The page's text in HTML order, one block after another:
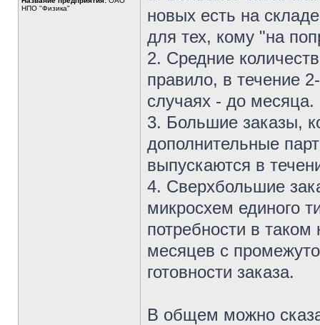
НПО "Физика"
новых есть на
для тех, кому "на
2. Средние
правило, в течение
случаях - до месяца.
3. Большие заказы,
дополнительные
выпускаются в
4. Сверхбольшие
микросхем единого
потребности в таком
месяцев с
готовности заказа.
В общем можно